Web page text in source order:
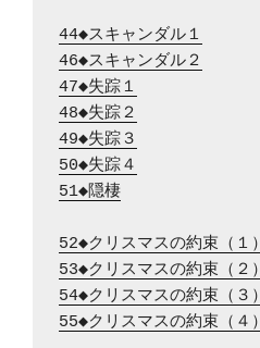
44◆スキャンダル１
46◆スキャンダル２
47◆失踪１
48◆失踪２
49◆失踪３
50◆失踪４
51◆隠棲
52◆クリスマスの約束（１）
53◆クリスマスの約束（２）
54◆クリスマスの約束（３）
55◆クリスマスの約束（４）